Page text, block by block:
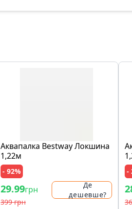
Аквапалка Bestway Локшина
1,22м
- 92%
29.99грн
399 грн
Де
дешевше?
-